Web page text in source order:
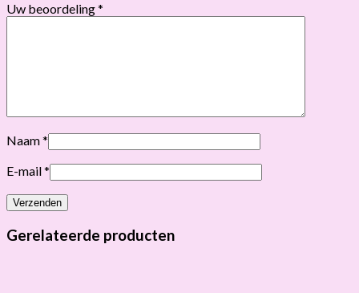
Uw beoordeling*
Naam*
E-mail*
Gerelateerde producten